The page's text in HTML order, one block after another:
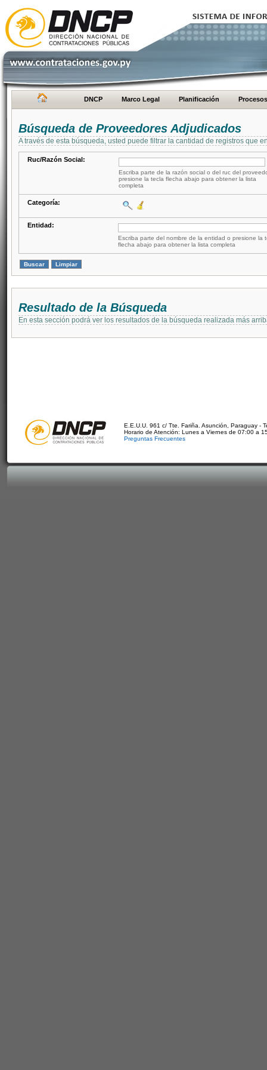
DNCP Marco Legal Planificación Procesos
Búsqueda de Proveedores Adjudicados
A través de esta búsqueda, usted puede filtrar la cantidad de registros que
Ruc/Razón Social:
Escriba parte de la razón social o del ruc del
presione la tecla flecha abajo para obtener la lista
completa
Categoría:
Entidad:
Escriba parte del nombre de la entidad o presione la
flecha abajo para obtener la lista completa
Resultado de la Búsqueda
En esta sección podrá ver los resultados de la búsqueda realizada más
E.E.U.U. 961 c/ Tte. Fariña. Asunción, Paraguay -
Horario de Atención: Lunes a Viernes de 07:00 a
Preguntas Frecuentes